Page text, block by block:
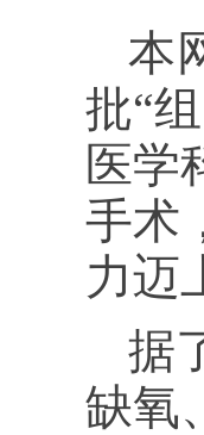
本
批“
医学
手术
力迈
据
缺氧